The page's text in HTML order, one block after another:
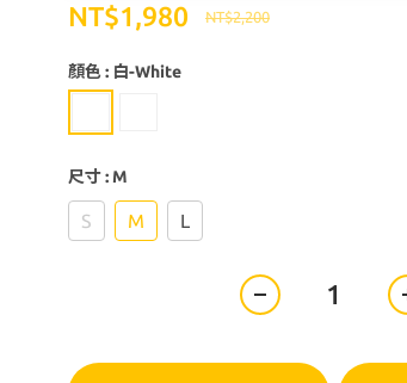
NT$2,200
NT$1,980
顏色: 白-White
尺寸: M
S M L